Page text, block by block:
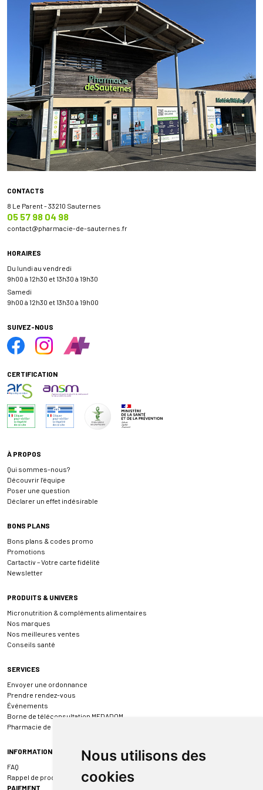
Nous utilisons des
cookies
CONTACTS
8 Le Parent - 33210 Sauternes
05 57 98 04 98
contact@pharmacie-de-sauternes.fr
HORAIRES
Du lundi au vendredi
9h00 à 12h30 et 13h30 à 19h30
Samedi
9h00 à 12h30 et 13h30 à 19h00
SUIVEZ-NOUS
CERTIFICATION
À PROPOS
Qui sommes-nous?
Découvrir l’équipe
Poser une question
Déclarer un effet indésirable
BONS PLANS
Bons plans & codes promo
Promotions
Cartactiv – Votre carte fidélité
Newsletter
PRODUITS & UNIVERS
Micronutrition & compléments alimentaires
Nos marques
Nos meilleures ventes
Conseils santé
SERVICES
Envoyer une ordonnance
Prendre rendez-vous
Événements
Borne de téléconsultation MEDADOM
Pharmacie de garde
INFORMATIONS
FAQ
Rappel de produit
PAIEMENT